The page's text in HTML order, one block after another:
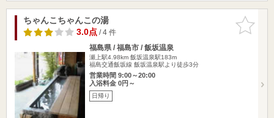
お気に入
りに追加
ちゃんこちゃんこの湯
3.0点/ 4 件
福島県 / 福島市 / 飯坂温泉
瀬上駅4.98km 飯坂温泉駅183m
福島交通飯坂線 飯坂温泉駅より徒歩3分
営業時間 9:00～20:00
入浴料金 0円～
日帰り